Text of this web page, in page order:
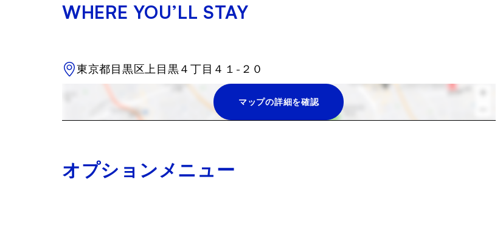
WHERE YOU’LL STAY
東京都目黒区上目黒４丁目４１-２０
マップの詳細を確認
オプションメニュー